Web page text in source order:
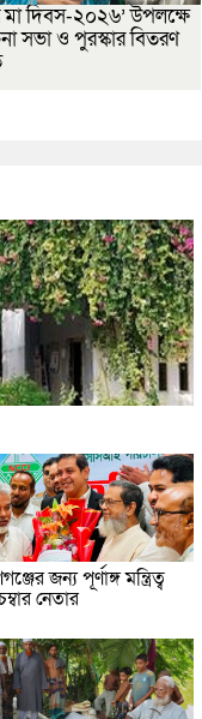
মা দিবস-২০২৬’ উপলক্ষে
সভা ও পুরস্কার বিতরণ
জন্য পূর্ণাঙ্গ মন্ত্রিত্ব
নেতার